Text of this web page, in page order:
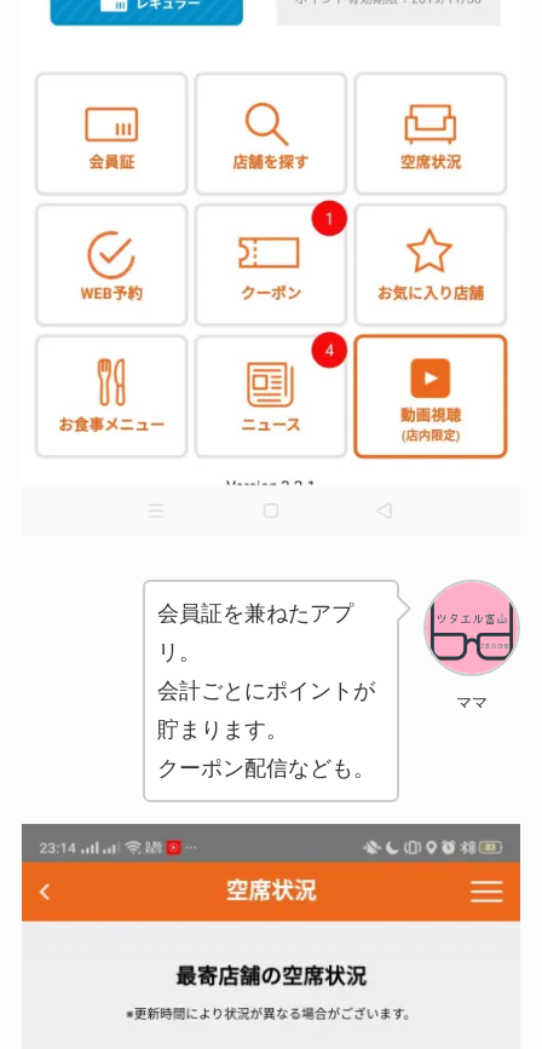
ママ
会員証を兼ねたアプ
リ。
会計ごとにポイントが
貯まります。
クーポン配信なども。